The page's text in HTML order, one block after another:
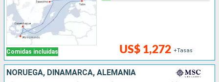
Comidas incluidas US$ 1,272 +Tasas
NORUEGA, DINAMARCA, ALEMANIA